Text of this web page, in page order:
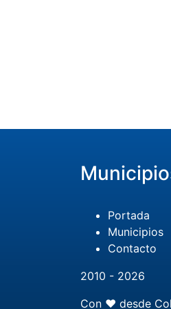
Portada
Municipios
Contacto
2010 - 2026
Con ❤️ desde